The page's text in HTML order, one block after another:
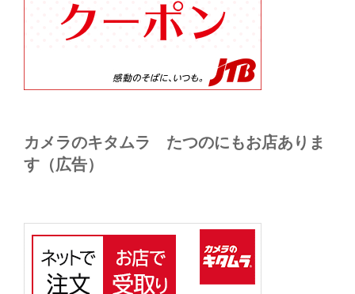
カメラのキタムラ たつのにもお店ありま
す（広告）